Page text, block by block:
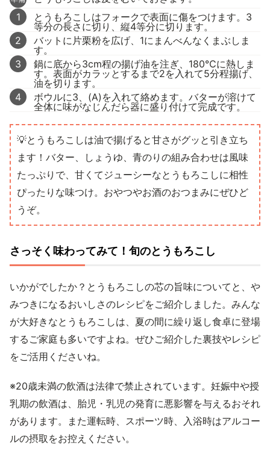
1
とうもろこしはフォークで表面に傷をつけます。3
等分の長さに切り、縦4等分に切ります。
2
バットに片栗粉を広げ、1にまんべんなくまぶしま
す。
3
鍋に底から3cm程の揚げ油を注ぎ、180℃に熱しま
す。表面がカラッとするまで2を入れて5分程揚げ、
油を切ります。
4
ボウルに3、(A)を入れて絡めます。バターが溶けて
全体に味がなじんだら器に盛り付けて完成です。
💡とうもろこしは油で揚げると甘さがグッと引き立ち
ます！バター、しょうゆ、青のりの組み合わせは風味
たっぷりで、甘くてジューシーなとうもろこしに相性
ぴったりな味つけ。おやつやお酒のおつまみにぜひど
うぞ。
さっそく味わってみて！旬のとうもろこし
いかがでしたか？とうもろこしの芯の旨味についてと、や
みつきになるおいしさのレシピをご紹介しました。みんな
が大好きなとうもろこしは、夏の間に繰り返し食卓に登場
するご家庭も多いですよね。ぜひご紹介した裏技やレシピ
をご活用くださいね。
※20歳未満の飲酒は法律で禁止されています。妊娠中や授
乳期の飲酒は、胎児・乳児の発育に悪影響を与えるおそれ
があります。また運転時、スポーツ時、入浴時はアルコー
ルの摂取をお控えください。